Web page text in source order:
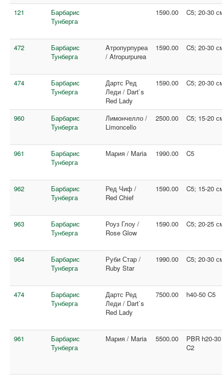
121
Барбарис
Тунберга
1590.00 C5; 20-30
472
Барбарис
Тунберга
Aтропурпуреа
/ Atropurpurea
1590.00 C5; 20-30
474
Барбарис
Тунберга
Дартс Ред
Леди / Dart`s
Red Lady
1590.00 C5; 20-30
960
Барбарис
Тунберга
Лимончелло /
Limoncello
2500.00 C5; 15-20
961
Барбарис
Тунберга
Мария / Maria 1990.00 C5
962
Барбарис
Тунберга
Ред Чиф /
Red Chief
1590.00 C5; 15-20
963
Барбарис
Тунберга
Роуз Глоу /
Rose Glow
1590.00 C5; 20-25
964
Барбарис
Тунберга
Руби Стар /
Ruby Star
1990.00 C5; 20-30
474
Барбарис
Тунберга
Дартс Ред
Леди / Dart`s
Red Lady
7500.00 h40-50 C5
961
Барбарис
Тунберга
Мария / Maria 5500.00
PBR h20-30
C2